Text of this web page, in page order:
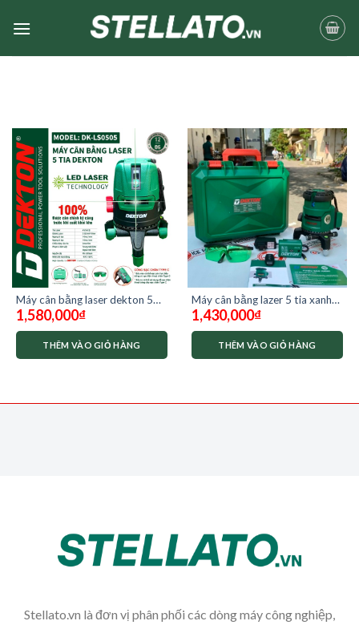
Máy cân bằng laser dekton 5
tia xanh DK-LS0505
1,580,000₫
THÊM VÀO GIỎ HÀNG
Máy cân bằng lazer 5 tia xanh
Dekton LS0501
1,430,000₫
THÊM VÀO GIỎ HÀNG
Stellato.vn là đơn vị phân phối các dòng máy công nghiệp,